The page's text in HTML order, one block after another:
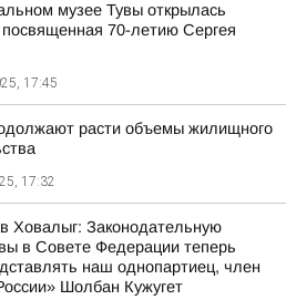
музее Тувы открылась
посвященная 70-летию Сергея
17:45
расти объемы жилищного
17:32
Ховалыг: Законодательную
в Совете Федерации теперь
наш однопартиец, член
Шолбан Кужугет